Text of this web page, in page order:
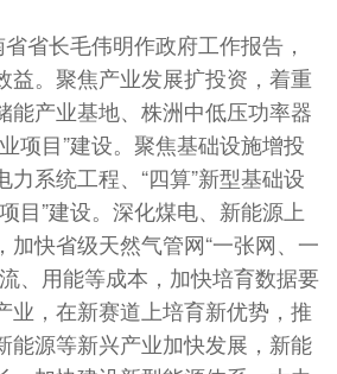
省长毛伟明作政府工作报告，
益。聚焦产业发展扩投资，着重
能产业基地、株洲中低压功率器
项目”建设。聚焦基础设施增投
系统工程、“四算”新型基础设
目”建设。深化煤电、新能源上
加快省级天然气管网“一张网、一
、用能等成本，加快培育数据要
业，在新赛道上培育新优势，推
能源等新兴产业加快发展，新能